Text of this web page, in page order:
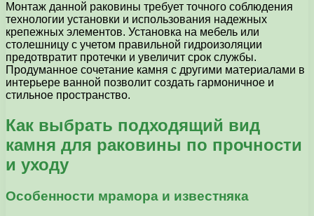
Монтаж данной раковины требует точного соблюдения
технологии установки и использования надежных
крепежных элементов. Установка на мебель или
столешницу с учетом правильной гидроизоляции
предотвратит протечки и увеличит срок службы.
Продуманное сочетание камня с другими материалами в
интерьере ванной позволит создать гармоничное и
стильное пространство.
Как выбрать подходящий вид
камня для раковины по прочности
и уходу
Особенности мрамора и известняка